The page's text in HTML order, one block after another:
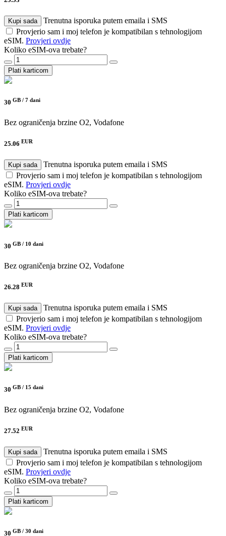
Kupi sada
Trenutna isporuka putem emaila i SMS
Provjerio sam i moj telefon je kompatibilan s tehnologijom
eSIM. Provjeri ovdje
Koliko eSIM-ova trebate?
Plati karticom
30 GB / 7 dani
Bez ograničenja brzine O2, Vodafone
25.06 EUR
Kupi sada
Trenutna isporuka putem emaila i SMS
Provjerio sam i moj telefon je kompatibilan s tehnologijom
eSIM. Provjeri ovdje
Koliko eSIM-ova trebate?
Plati karticom
30 GB / 10 dani
Bez ograničenja brzine O2, Vodafone
26.28 EUR
Kupi sada
Trenutna isporuka putem emaila i SMS
Provjerio sam i moj telefon je kompatibilan s tehnologijom
eSIM. Provjeri ovdje
Koliko eSIM-ova trebate?
Plati karticom
30 GB / 15 dani
Bez ograničenja brzine O2, Vodafone
27.52 EUR
Kupi sada
Trenutna isporuka putem emaila i SMS
Provjerio sam i moj telefon je kompatibilan s tehnologijom
eSIM. Provjeri ovdje
Koliko eSIM-ova trebate?
Plati karticom
30 GB / 30 dani